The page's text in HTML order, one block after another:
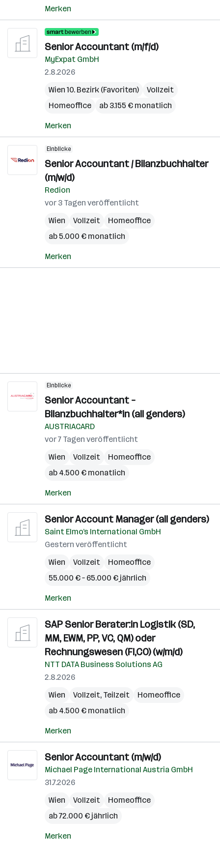
Merken
Senior Accountant (m/f/d)
MyExpat GmbH
2.8.2026
Wien 10. Bezirk (Favoriten)
Vollzeit
Homeoffice
ab 3.155 € monatlich
Merken
Einblicke
Senior Accountant / Bilanzbuchhalter
(m/w/d)
Redion
vor 3 Tagen veröffentlicht
Wien
Vollzeit
Homeoffice
ab 5.000 € monatlich
Merken
Einblicke
Senior Accountant –
Bilanzbuchhalter*in (all genders)
AUSTRIACARD
vor 7 Tagen veröffentlicht
Wien
Vollzeit
Homeoffice
ab 4.500 € monatlich
Merken
Senior Account Manager (all genders)
Saint Elmo’s International GmbH
Gestern veröffentlicht
Wien
Vollzeit
Homeoffice
55.000 € – 65.000 € jährlich
Merken
SAP Senior Berater:in Logistik (SD,
MM, EWM, PP, VC, QM) oder
Rechnungswesen (FI,CO) (w/m/d)
NTT DATA Business Solutions AG
2.8.2026
Wien
Vollzeit, Teilzeit
Homeoffice
ab 4.500 € monatlich
Merken
Senior Accountant (m/w/d)
Michael Page International Austria GmbH
31.7.2026
Wien
Vollzeit
Homeoffice
ab 72.000 € jährlich
Merken